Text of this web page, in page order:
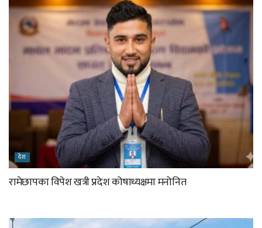
देश
रामेछापका विपेश खत्री प्रदेश कोषाध्यक्षमा मनोनित